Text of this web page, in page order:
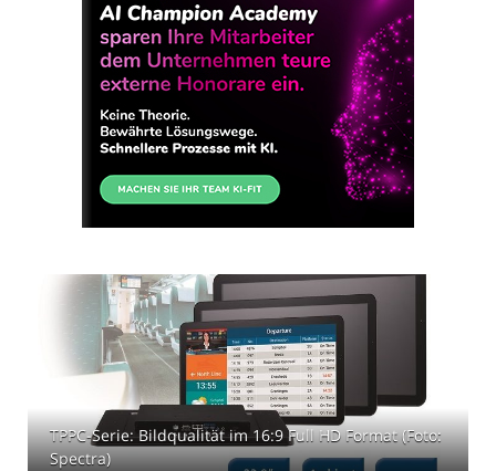
TPPC-Serie: Bildqualität im 16:9 Full HD Format (Foto:
Spectra)